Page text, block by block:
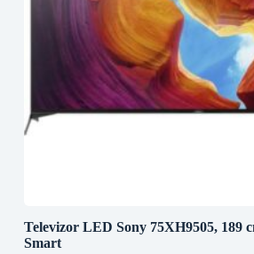
Televizor LED Sony 75XH9505, 189
Smart